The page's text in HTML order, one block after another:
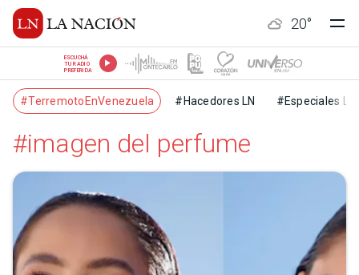
20°
ESCUCHÁ
TU RADIO
PREFERIDA
#TerremotoEnVenezuela #Hacedores LN #Especiales LN
#imagen del perfume